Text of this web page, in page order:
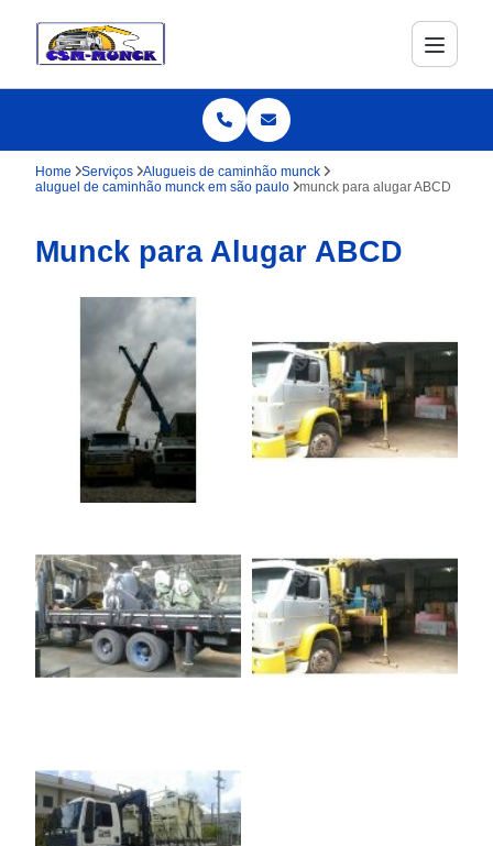
Home Serviços
Alugueis de caminhão munck
aluguel de caminhão munck em são paulo
munck para alugar ABCD
Munck para Alugar ABCD